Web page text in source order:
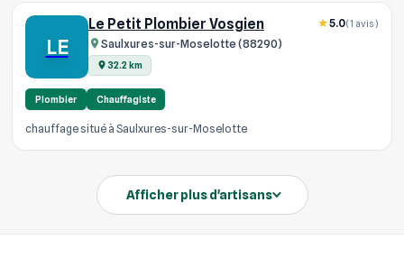
LE
Le Petit Plombier Vosgien
Saulxures-sur-Moselotte (88290)
32.2 km
5.0(1 avis)
Plombier Chauffagiste
chauffage situé à Saulxures-sur-Moselotte
Afficher plus d'artisans